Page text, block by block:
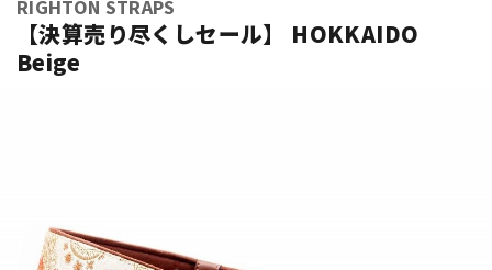
ドラム
RIGHTON STRAPS
【決算売り尽くしセール】 HOKKAIDO
Beige